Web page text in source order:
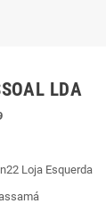
LDA
Loja Esquerda